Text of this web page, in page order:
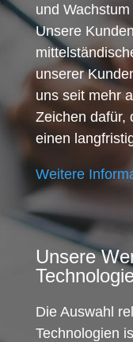
und
Unsere
unserer
uns seit mehr
Zeichen dafür,
einen
Weitere
Unsere
Die Auswahl
Technologien